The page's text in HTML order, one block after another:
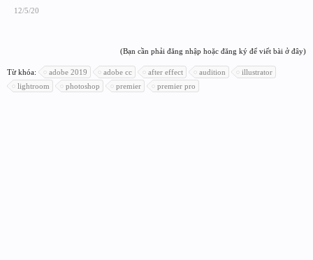
12/5/20
(Bạn cần phải đăng nhập hoặc đăng ký để viết bài ở đây)
Từ khóa: adobe 2019 adobe cc after effect audition
illustrator
lightroom
photoshop premier premier pro